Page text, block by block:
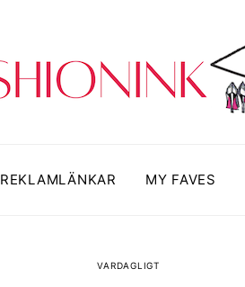
REKLAMLÄNKAR MY FAVES
VARDAGLIGT